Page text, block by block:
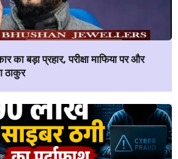
का बड़ा प्रहार, परीक्षा माफिया पर और
ठाकुर